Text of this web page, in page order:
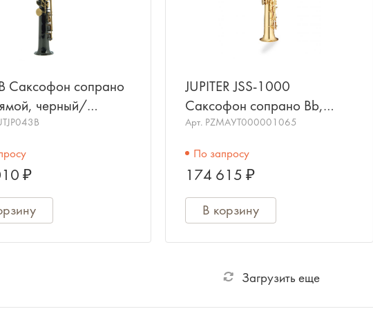
Саксофон сопрано
черный/
JOHN PACKER
₽
JUPITER JSS-1000
Саксофон сопрано Bb,
прямой корпус, прямая
клапанов "золот
Арт. PZMAУТ000001065
По запросу
174 615 ₽
В корзину
Загрузить еще